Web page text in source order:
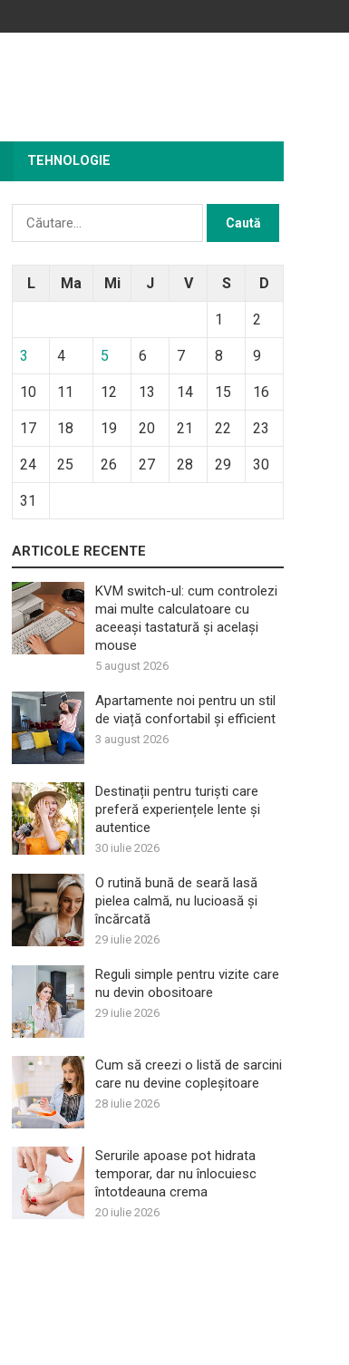
TEHNOLOGIE
Caută
L Ma Mi J V S D
1 2
3 4 5 6 7 8 9
10 11 12 13 14 15 16
17 18 19 20 21 22 23
24 25 26 27 28 29 30
31
ARTICOLE RECENTE
KVM switch-ul: cum controlezi
mai multe calculatoare cu
aceeași tastatură și același
mouse
5 august 2026
Apartamente noi pentru un stil
de viață confortabil și efficient
3 august 2026
Destinații pentru turiști care
preferă experiențele lente și
autentice
30 iulie 2026
O rutină bună de seară lasă
pielea calmă, nu lucioasă și
încărcată
29 iulie 2026
Reguli simple pentru vizite care
nu devin obositoare
29 iulie 2026
Cum să creezi o listă de sarcini
care nu devine copleșitoare
28 iulie 2026
Serurile apoase pot hidrata
temporar, dar nu înlocuiesc
întotdeauna crema
20 iulie 2026